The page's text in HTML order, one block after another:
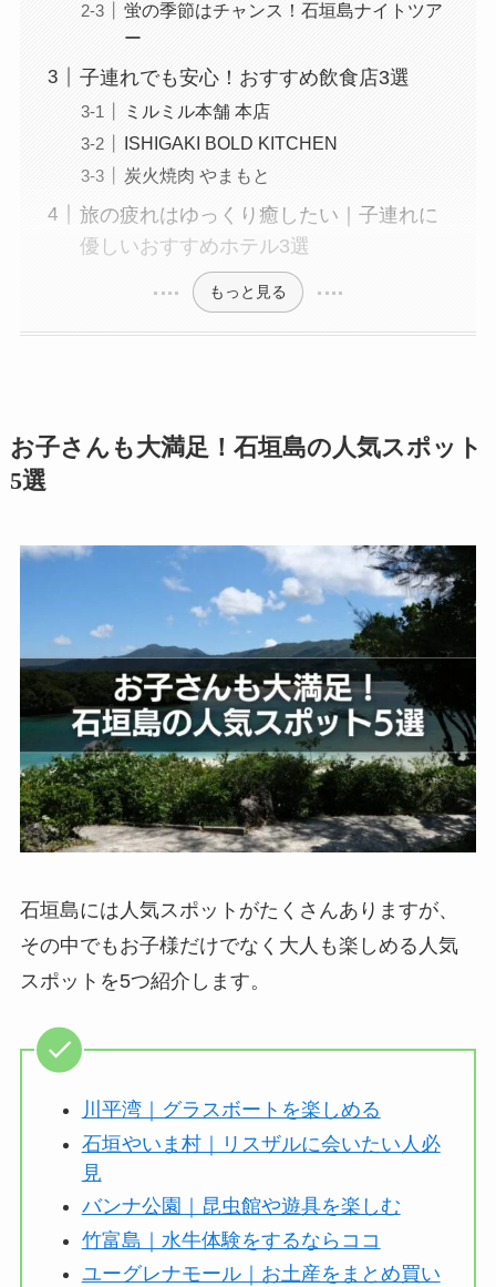
蛍の季節はチャンス！石垣島ナイトツア
ー
子連れでも安心！おすすめ飲食店3選
ミルミル本舗 本店
ISHIGAKI BOLD KITCHEN
炭火焼肉 やまもと
旅の疲れはゆっくり癒したい｜子連れに
優しいおすすめホテル3選
もっと見る
お子さんも大満足！石垣島の人気スポット
5選
石垣島には人気スポットがたくさんありますが、
その中でもお子様だけでなく大人も楽しめる人気
スポットを5つ紹介します。
川平湾｜グラスボートを楽しめる
石垣やいま村｜リスザルに会いたい人必
見
バンナ公園｜昆虫館や遊具を楽しむ
竹富島｜水牛体験をするならココ
ユーグレナモール｜お土産をまとめ買い